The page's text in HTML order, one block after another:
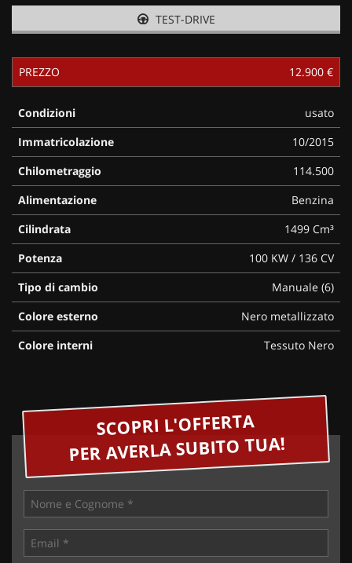
TEST-DRIVE
PREZZO 12.900 €
Condizioni
usato
Immatricolazione
10/2015
Chilometraggio
114.500
Alimentazione
Benzina
Cilindrata
1499 Cm³
Potenza
100 KW / 136 CV
Tipo di cambio
Manuale (6)
Colore esterno
Nero metallizzato
Colore interni
Tessuto Nero
SCOPRI L'OFFERTA
PER AVERLA SUBITO TUA!